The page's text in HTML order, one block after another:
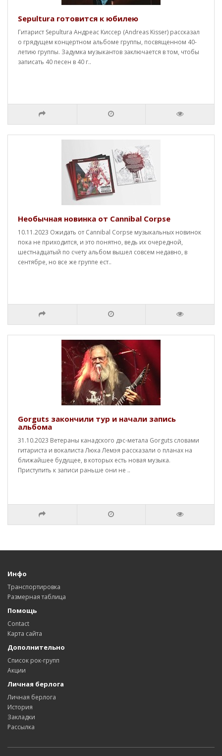
Sepultura готовится к юбилею
Гитарист Sepultura Андреас Киссер (Andreas Kisser) рассказал
о грядущем концертном альбоме группы, посвященном 40-
летию группы. Задумка музыкантов заключается в том, чтобы
записать 40 песен в 40 г..
Необычная новинка от Cannibal Corpse
10.11.2023 Ожидать от Cannibal Corpse музыкальных новинок
пока не приходится, и это понятно, ведь их очередной,
шестнадцатый по счету альбом вышел совсем недавно, в
сентябре, но все же группе ест..
Gorguts закончили тур и начали запись
альбома
31.10.2023 Ветераны канадского дэс-метала Gorguts словами
гитариста и вокалиста Люка Лемэя рассказали о планах на
ближайшее будущее, в которых есть новая музыка.
Приступить к записи раньше они не ..
Инфо
Транспортировка
Размерная таблица
Помощь
Contact
Карта сайта
Дополнительно
Список рок-групп
Акции
Личная берлога
Личная берлога
История
Закладки
Рассылка